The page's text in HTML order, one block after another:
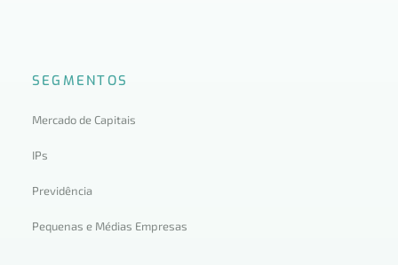
SEGMENTOS
Mercado de Capitais
IPs
Previdência
Pequenas e Médias Empresas